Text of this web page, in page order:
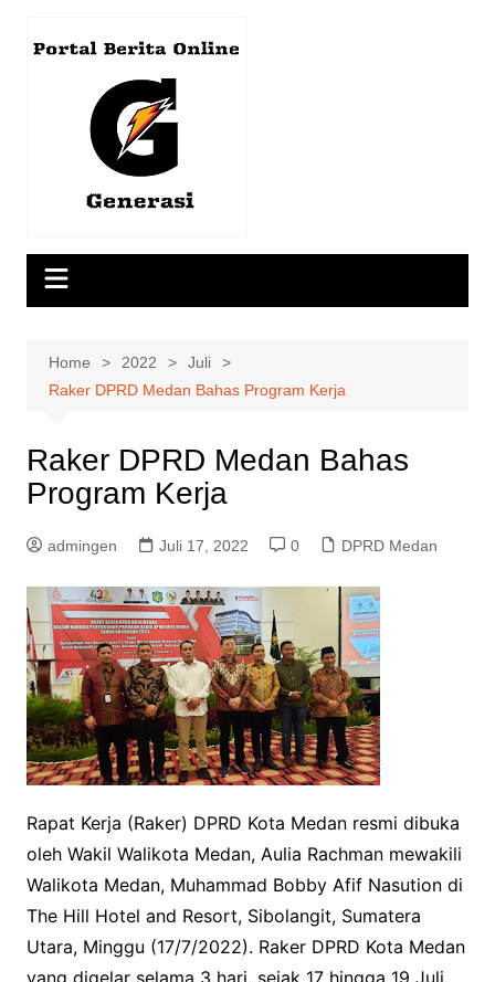
Home 2022
Juli
Raker DPRD Medan Bahas Program Kerja
Raker DPRD Medan Bahas
Program Kerja
admingen Juli 17, 2022 0 DPRD Medan
Rapat Kerja (Raker) DPRD Kota Medan resmi dibuka
oleh Wakil Walikota Medan, Aulia Rachman mewakili
Walikota Medan, Muhammad Bobby Afif Nasution di
The Hill Hotel and Resort, Sibolangit, Sumatera
Utara, Minggu (17/7/2022). Raker DPRD Kota Medan
yang digelar selama 3 hari, sejak 17 hingga 19 Juli